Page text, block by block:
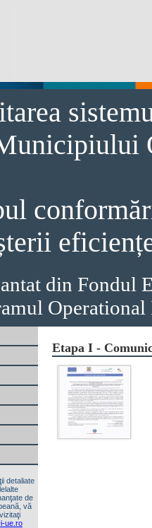
din Fondul
detaliate
de
vă
ue.ro
Etapa I -